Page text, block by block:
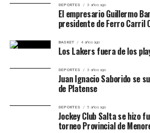
DEPORTES 3 años ago
El empresario Guillermo
presidente de Ferro Carril
BASKET 4 años ago
Los Lakers fuera de los
DEPORTES 3 años ago
Juan Ignacio Saborido se
de Platense
DEPORTES 5 años ago
Jockey Club Salta se hizo
torneo Provincial de